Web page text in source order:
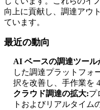
向上に貢献し、調達アウ
ています。
最近の動向
AI ベースの調達ツール
した調達プラットフォ
択を改善し、手作業を
クラウド調達の拡大:プ
トおよびリアルタイム